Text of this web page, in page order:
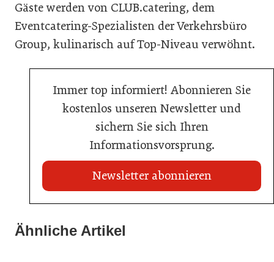
Gäste werden von CLUB.catering, dem
Eventcatering-Spezialisten der Verkehrsbüro
Group, kulinarisch auf Top-Niveau verwöhnt.
Immer top informiert! Abonnieren Sie
kostenlos unseren Newsletter und
sichern Sie sich Ihren
Informationsvorsprung.
Newsletter abonnieren
Ähnliche Artikel
War die Fußball-WM 2026 für Ihren Betrieb ein
21. Juli 2026
Stipendium für Nachwuchstalent in der Wiener